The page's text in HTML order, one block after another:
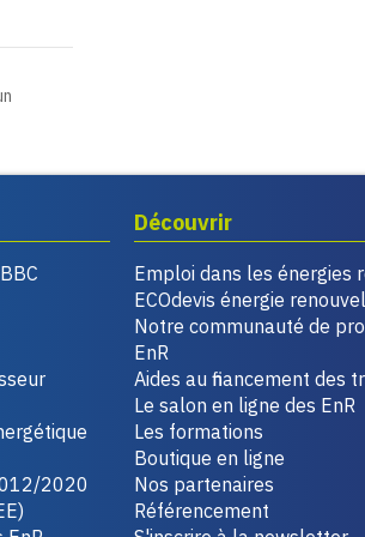
2020
Découvrir
Emploi dans les énergies
ECOdevis énergie
Notre communauté de
EnR
Aides au financement des
Le salon en ligne des EnR
Les formations
Boutique en ligne
Nos partenaires
Référencement